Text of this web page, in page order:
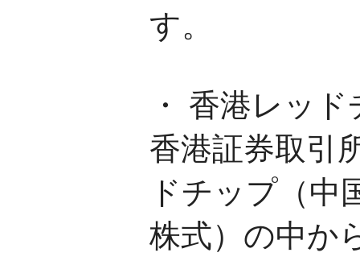
す。
・ 香港レッ
香港証券取引
ドチップ（中
株式）の中か